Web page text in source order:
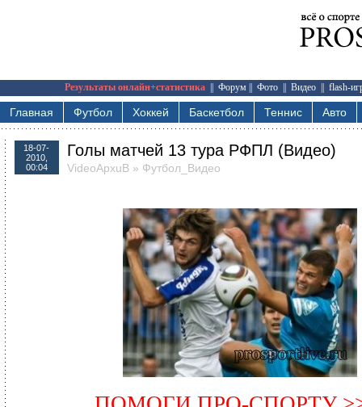
Результаты онлайн+статистика Форум Фото Видео flash-
Главная Футбол Хоккей Баскетбол Теннис Авто
18-07-
2010,
00:04
Голы матчей 13 тура РФПЛ (Видео)
VideoApxuB » Футбол_Видео